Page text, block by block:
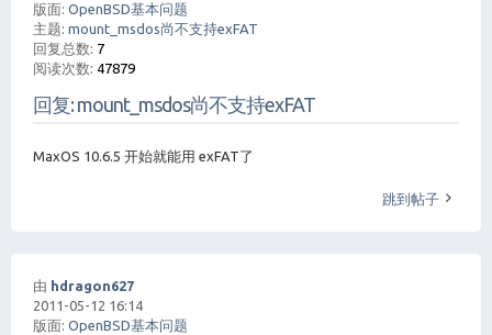
版面: OpenBSD基本问题
主题: mount_msdos尚不支持exFAT
回复总数: 7
阅读次数: 47879
回复: mount_msdos尚不支持exFAT
MaxOS 10.6.5 开始就能用 exFAT了
跳到帖子
由 hdragon627
2011-05-12 16:14
版面: OpenBSD基本问题